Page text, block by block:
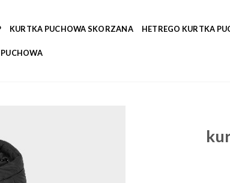
KURTKA PUCHOWA SKORZANA HETREGO KURTKA